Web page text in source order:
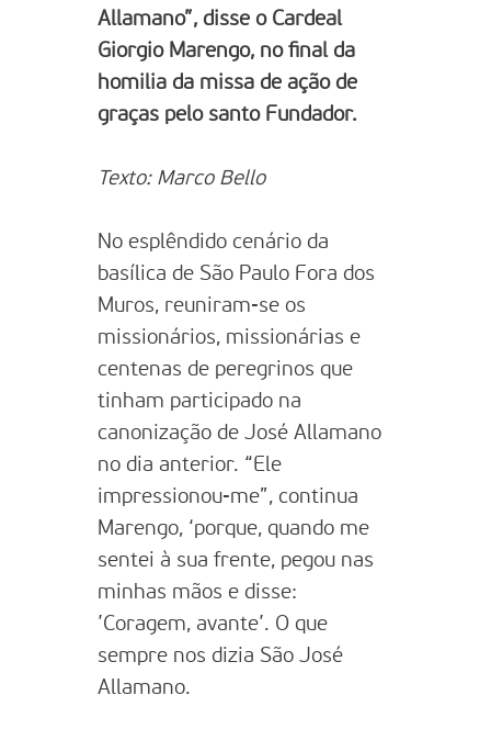
Allamano”, disse o Cardeal
Giorgio Marengo, no final da
homilia da missa de ação de
graças pelo santo Fundador.
Texto: Marco Bello
No esplêndido cenário da
basílica de São Paulo Fora dos
Muros, reuniram-se os
missionários, missionárias e
centenas de peregrinos que
tinham participado na
canonização de José Allamano
no dia anterior. “Ele
impressionou-me”, continua
Marengo, ‘porque, quando me
sentei à sua frente, pegou nas
minhas mãos e disse:
’Coragem, avante’. O que
sempre nos dizia São José
Allamano.